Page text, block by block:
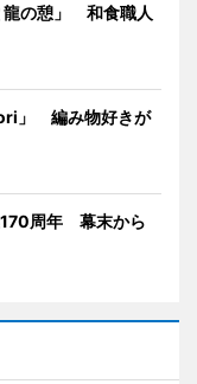
龍の憩」 和食職人
」 編み物好きが
170周年 幕末から